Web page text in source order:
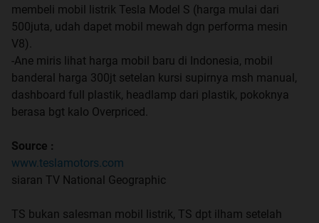
membeli mobil listrik Tesla Model S (harga mulai dari
500juta, udah dapet mobil mewah dgn performa mesin
V8).
-Ane miris lihat harga mobil baru di Indonesia, mobil
banderal harga 300jt setelan kursi supirnya msh manual,
dashboard full plastik, headlamp dari plastik, pokoknya
berasa bgt kalo Overpriced.
Source :
www.teslamotors.com
siaran TV National Geographic
TS bukan salesman mobil listrik, TS dpt ilham setelah